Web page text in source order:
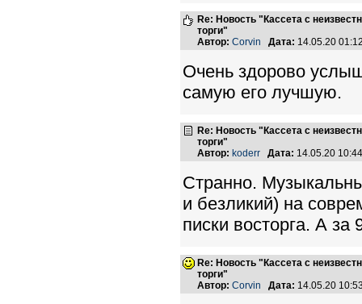
Re: Новость "Кассета с
торги"
Автор: Corvin Дата: 14.05.20
Очень здорово
самую его лучшую.
Re: Новость "Кассета с
торги"
Автор: koderr Дата: 14.05.20
Странно.
и безликий) на
писки восторга. А за
Re: Новость "Кассета с
торги"
Автор: Corvin Дата: 14.05.20